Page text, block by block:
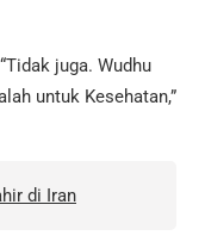
juga. Wudhu
untuk Kesehatan,”
di Iran